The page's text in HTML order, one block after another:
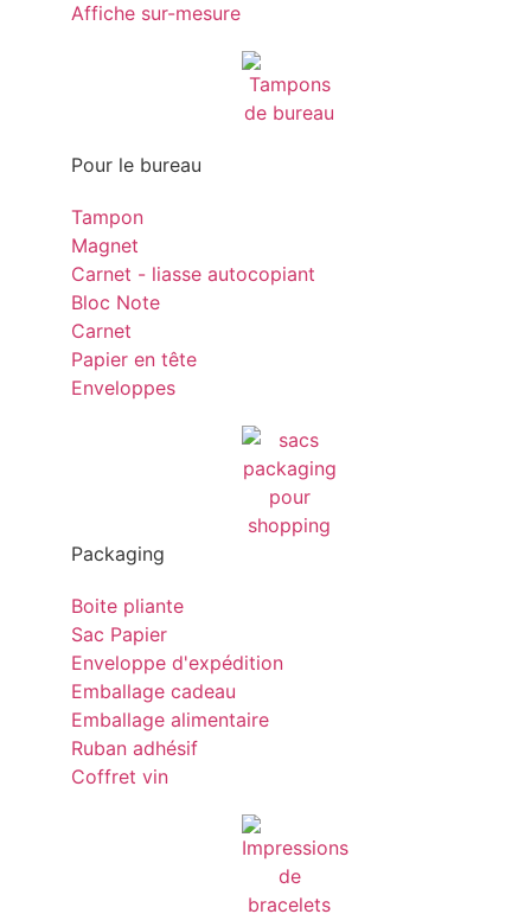
Affiche sur-mesure
Pour le bureau
Tampon
Magnet
Carnet - liasse autocopiant
Bloc Note
Carnet
Papier en tête
Enveloppes
Packaging
Boite pliante
Sac Papier
Enveloppe d'expédition
Emballage cadeau
Emballage alimentaire
Ruban adhésif
Coffret vin